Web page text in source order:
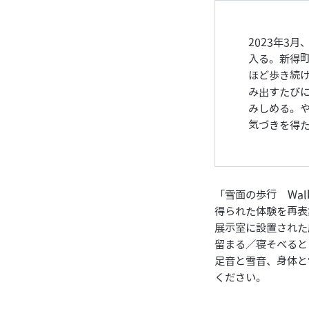
2023年3月
入る。新得
ほど歩き続
み出すたび
みしめる。
気づきを得
「雪面の歩行
得られた体験を再
展示室に設置され
留まる／寝そべる
足音と雪音、身体
ください。